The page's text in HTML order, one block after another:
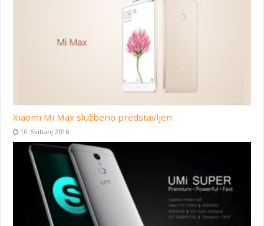
Xiaomi Mi Max službeno predstavljen
10. Svibanj 2016